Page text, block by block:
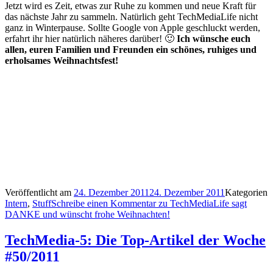
Jetzt wird es Zeit, etwas zur Ruhe zu kommen und neue Kraft für
das nächste Jahr zu sammeln. Natürlich geht TechMediaLife nicht
ganz in Winterpause. Sollte Google von Apple geschluckt werden,
erfahrt ihr hier natürlich näheres darüber! 🙂 Ich wünsche euch
allen, euren Familien und Freunden ein schönes, ruhiges und
erholsames Weihnachtsfest!
Veröffentlicht am 24. Dezember 2011 24. Dezember 2011Kategorien
Intern, StuffSchreibe einen Kommentarzu TechMediaLife sagt
DANKE und wünscht frohe Weihnachten!
TechMedia-5: Die Top-Artikel der Woche
#50/2011